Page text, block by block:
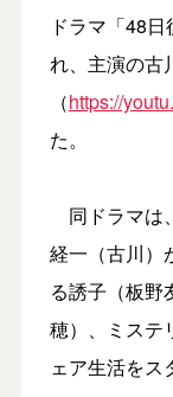
ドラマ「48
れ、主演の古
（https://
た。
同ドラマは
経一（古川）
る誘子（板野
穂）、ミステ
ェア生活をス